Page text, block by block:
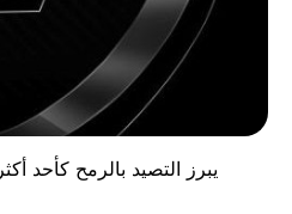
يبرز التصيد بالرمح كأحد